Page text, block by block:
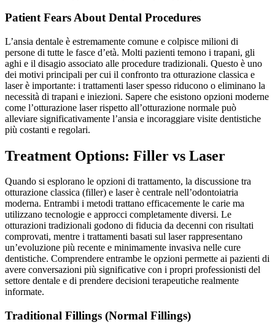
Patient Fears About Dental Procedures
L’ansia dentale è estremamente comune e colpisce milioni di
persone di tutte le fasce d’età. Molti pazienti temono i trapani, gli
aghi e il disagio associato alle procedure tradizionali. Questo è uno
dei motivi principali per cui il confronto tra otturazione classica e
laser è importante: i trattamenti laser spesso riducono o eliminano la
necessità di trapani e iniezioni. Sapere che esistono opzioni moderne
come l’otturazione laser rispetto all’otturazione normale può
alleviare significativamente l’ansia e incoraggiare visite dentistiche
più costanti e regolari.
Treatment Options: Filler vs Laser
Quando si esplorano le opzioni di trattamento, la discussione tra
otturazione classica (filler) e laser è centrale nell’odontoiatria
moderna. Entrambi i metodi trattano efficacemente le carie ma
utilizzano tecnologie e approcci completamente diversi. Le
otturazioni tradizionali godono di fiducia da decenni con risultati
comprovati, mentre i trattamenti basati sul laser rappresentano
un’evoluzione più recente e minimamente invasiva nelle cure
dentistiche. Comprendere entrambe le opzioni permette ai pazienti di
avere conversazioni più significative con i propri professionisti del
settore dentale e di prendere decisioni terapeutiche realmente
informate.
Traditional Fillings (Normal Fillings)